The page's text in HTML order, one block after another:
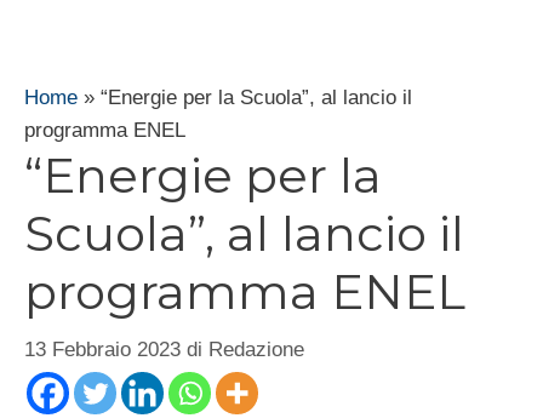
Home » “Energie per la Scuola”, al lancio il
programma ENEL
“Energie per la
Scuola”, al lancio il
programma ENEL
13 Febbraio 2023 di Redazione